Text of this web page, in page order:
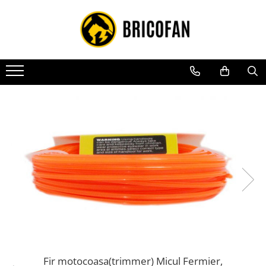
Toate Produsele
Vehicule electrice
Atv
Masini electrice
Motocross
Piese de schimb vehicule electrice
Scutere electrice
Trotinete electrice
Fir motocoasa(trimmer) Micul Fermier,